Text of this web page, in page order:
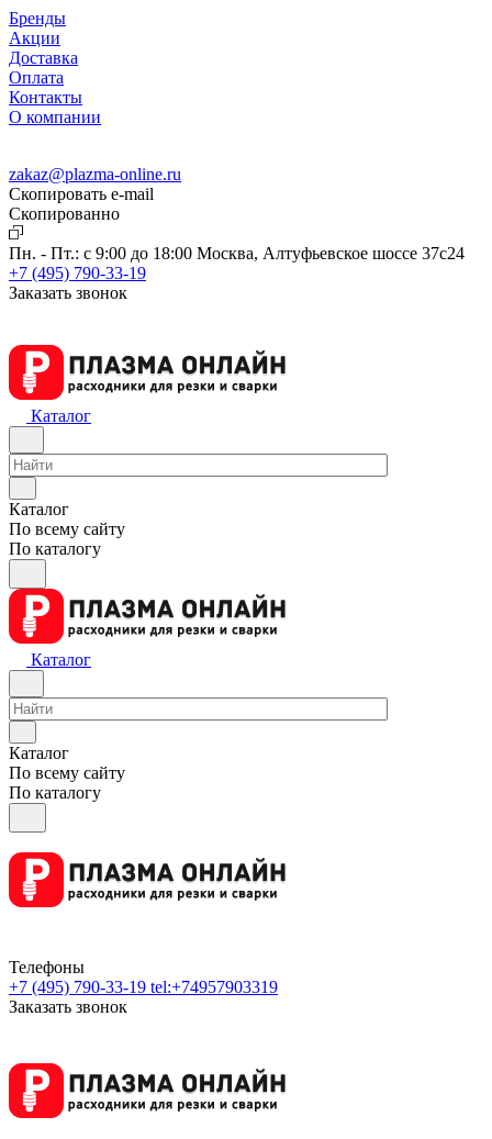
Бренды
Акции
Доставка
Оплата
Контакты
О компании
zakaz@plazma-online.ru
Скопировать e-mail
Cкопированно
Пн. - Пт.: с 9:00 до 18:00 Москва, Алтуфьевское шоссе 37с24
+7 (495) 790-33-19
Заказать звонок
Каталог
Каталог
По всему сайту
По каталогу
Каталог
Каталог
По всему сайту
По каталогу
Телефоны
+7 (495) 790-33-19 tel:+74957903319
Заказать звонок